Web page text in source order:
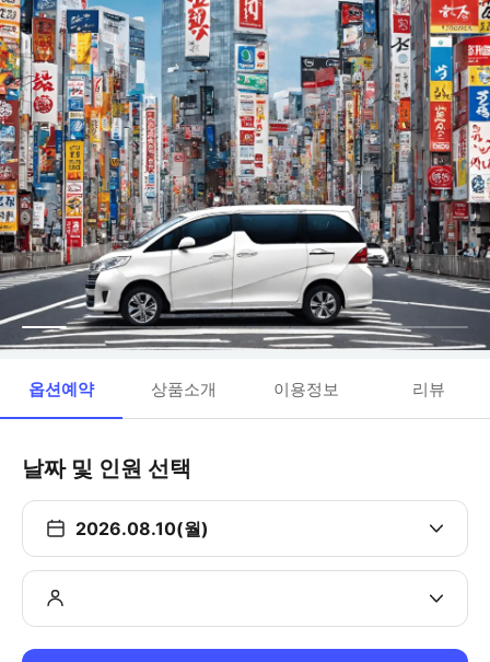
옵션예약 상품소개 이용정보 리뷰
날짜 및 인원 선택
2026.08.10(월)